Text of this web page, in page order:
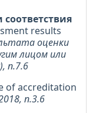
results
оценки
лицом или
п.7.6
of accreditation
п.3.6